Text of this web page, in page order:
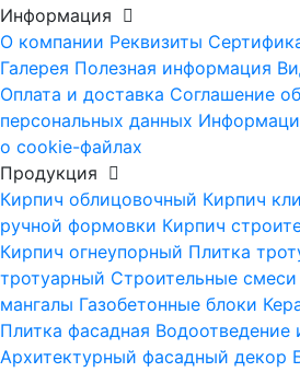
Информация
О компании Реквизиты
Галерея Полезная информация
Оплата и доставка Соглашение
персональных данных
о cookie-файлах
Продукция
Кирпич облицовочный Кирпич
ручной формовки Кирпич
Кирпич огнеупорный Плитка
тротуарный Строительные смеси
мангалы Газобетонные блоки
Плитка фасадная Водоотведение
Архитектурный фасадный декор